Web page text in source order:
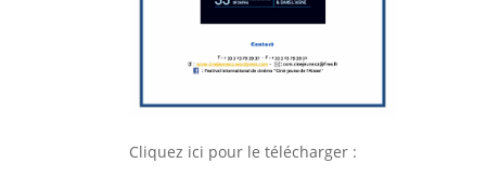
Cliquez ici pour le télécharger :